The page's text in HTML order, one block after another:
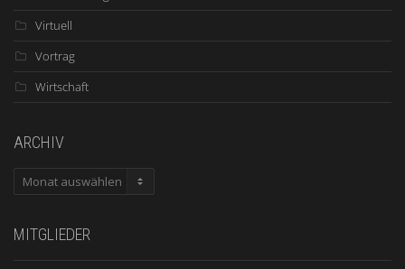
Virtuell
Vortrag
Wirtschaft
ARCHIV
ARCHIV
MITGLIEDER